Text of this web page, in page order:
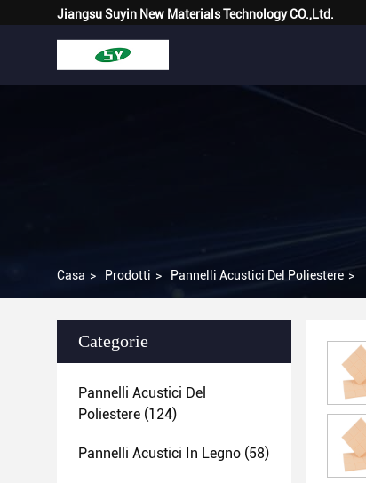
Jiangsu Suyin New Materials Technology CO.,Ltd.
Casa > Prodotti > Pannelli Acustici Del Poliestere >
Categorie
Pannelli Acustici Del
Poliestere (124)
Pannelli Acustici In Legno (58)